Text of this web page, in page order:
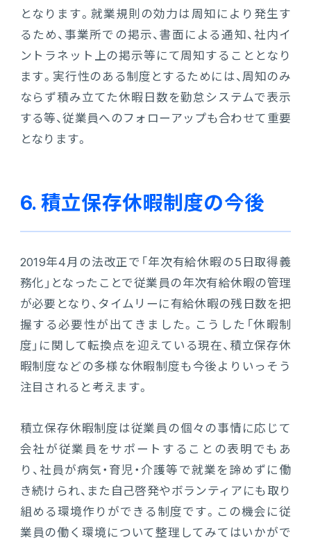
となります。就業規則の効力は周知により発生す
るため、事業所での掲示、書面による通知、社内イ
ントラネット上の掲示等にて周知することとなり
ます。実行性のある制度とするためには、周知のみ
ならず積み立てた休暇日数を勤怠システムで表示
する等、従業員へのフォローアップも合わせて重要
となります。
6. 積立保存休暇制度の今後
2019年4月の法改正で「年次有給休暇の5日取得義
務化」となったことで従業員の年次有給休暇の管理
が必要となり、タイムリーに有給休暇の残日数を把
握する必要性が出てきました。こうした「休暇制
度」に関して転換点を迎えている現在、積立保存休
暇制度などの多様な休暇制度も今後よりいっそう
注目されると考えます。
積立保存休暇制度は従業員の個々の事情に応じて
会社が従業員をサポートすることの表明でもあ
り、社員が病気・育児・介護等で就業を諦めずに働
き続けられ、また自己啓発やボランティアにも取り
組める環境作りができる制度です。この機会に従
業員の働く環境について整理してみてはいかがで